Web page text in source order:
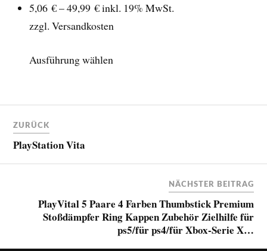
5,06 € – 49,99 €inkl. 19% MwSt.
zzgl. Versandkosten
Ausführung wählen
ZURÜCK
PlayStation Vita
NÄCHSTER BEITRAG
PlayVital 5 Paare 4 Farben Thumbstick Premium
Stoßdämpfer Ring Kappen Zubehör Zielhilfe für
ps5/für ps4/für Xbox-Serie X…